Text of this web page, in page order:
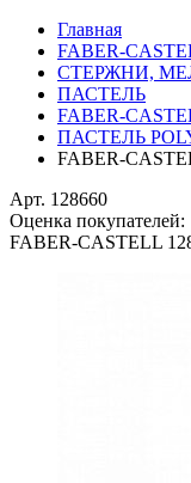
Главная
FABER-
СТЕРЖНИ,
ПАСТЕЛЬ
FABER-
ПАСТЕЛЬ
FABER-
Арт. 128660
Оценка покупателей:
FABER-CASTELL